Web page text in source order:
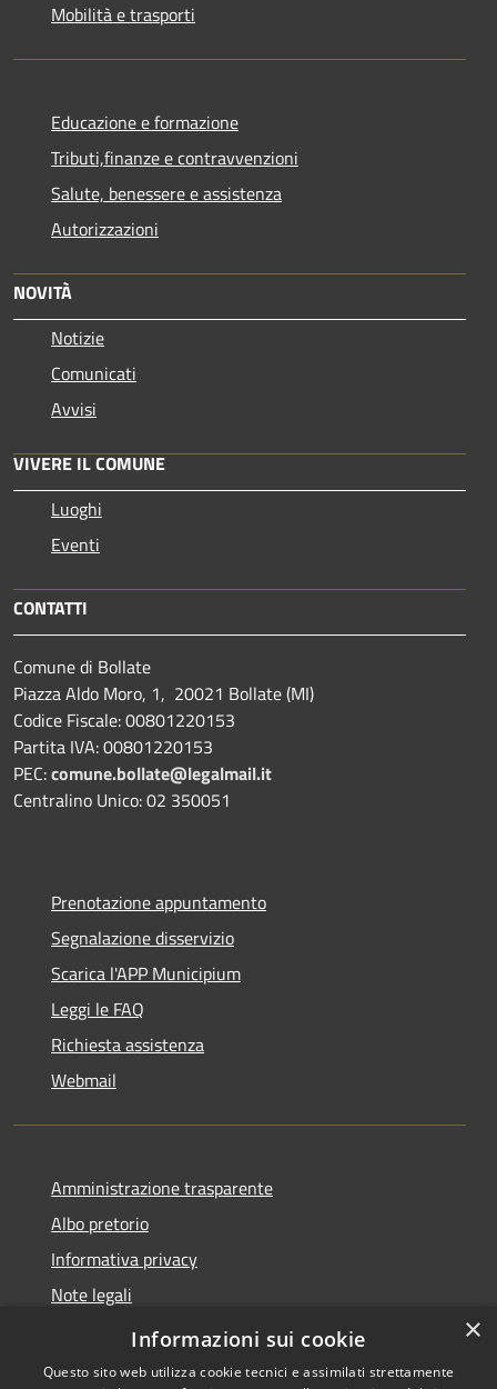
Mobilità e trasporti
Educazione e formazione
Tributi,finanze e contravvenzioni
Salute, benessere e assistenza
Autorizzazioni
NOVITÀ
Notizie
Comunicati
Avvisi
VIVERE IL COMUNE
Luoghi
Eventi
CONTATTI
Comune di Bollate
Piazza Aldo Moro, 1, 20021 Bollate (MI)
Codice Fiscale: 00801220153
Partita IVA: 00801220153
PEC:comune.bollate@legalmail.it
Centralino Unico: 02 350051
Prenotazione appuntamento
Segnalazione disservizio
Scarica l'APP Municipium
Leggi le FAQ
Richiesta assistenza
Webmail
Amministrazione trasparente
Albo pretorio
Informativa privacy
Note legali
Dichiarazione di accessibilità
×
Informazioni sui cookie
Questo sito web utilizza cookie tecnici e assimilati strettamente